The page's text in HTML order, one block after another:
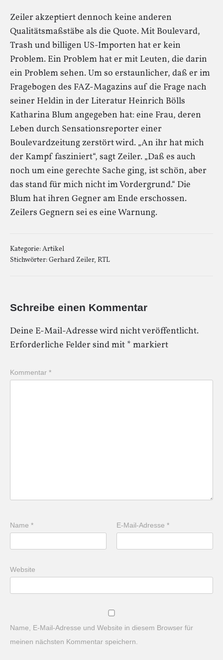
Zeiler akzeptiert dennoch keine anderen
Qualitätsmaßstäbe als die Quote. Mit Boulevard,
Trash und billigen US-Importen hat er kein
Problem. Ein Problem hat er mit Leuten, die darin
ein Problem sehen. Um so erstaunlicher, daß er im
Fragebogen des FAZ-Magazins auf die Frage nach
seiner Heldin in der Literatur Heinrich Bölls
Katharina Blum angegeben hat: eine Frau, deren
Leben durch Sensationsreporter einer
Boulevardzeitung zerstört wird. „An ihr hat mich
der Kampf fasziniert“, sagt Zeiler. „Daß es auch
noch um eine gerechte Sache ging, ist schön, aber
das stand für mich nicht im Vordergrund.“ Die
Blum hat ihren Gegner am Ende erschossen.
Zeilers Gegnern sei es eine Warnung.
Kategorie:Artikel
Stichwörter:Gerhard Zeiler, RTL
Schreibe einen Kommentar
Deine E-Mail-Adresse wird nicht veröffentlicht.
Erforderliche Felder sind mit * markiert
Kommentar *
Name * E-Mail-Adresse*
Website
Name, E-Mail-Adresse und Website in diesem Browser für
meinen nächsten Kommentar speichern.